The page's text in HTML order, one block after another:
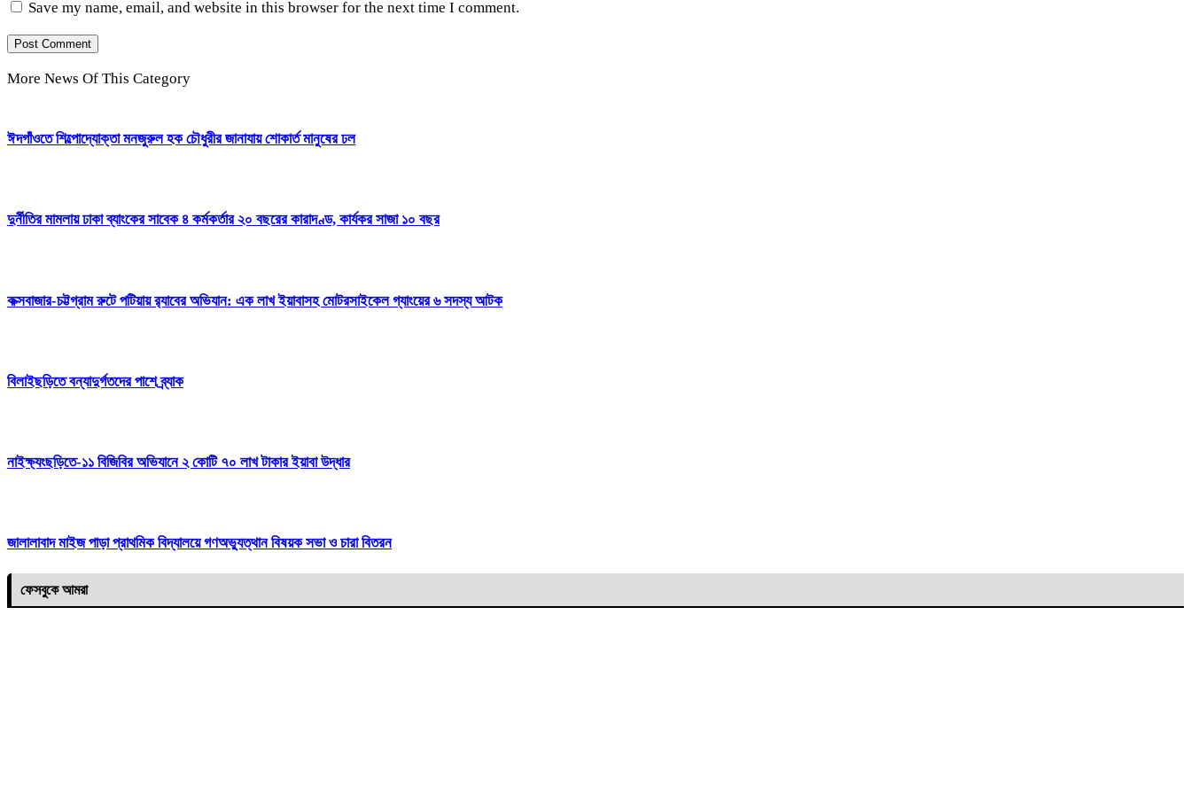
Save my name, email, and website in this browser for the next time I comment.
More News Of This Category
ঈদগাঁওতে শিল্পোদ্যোক্তা মনজুরুল হক চৌধুরীর জানাযায় শোকার্ত মানুষের ঢল
দুর্নীতির মামলায় ঢাকা ব্যাংকের সাবেক ৪ কর্মকর্তার ২০ বছরের কারাদণ্ড, কার্যকর সাজা ১০ বছর
কক্সবাজার-চট্টগ্রাম রুটে পটিয়ায় র‍্যাবের অভিযান: এক লাখ ইয়াবাসহ মোটরসাইকেল গ্যাংয়ের ৬ সদস্য আটক
বিলাইছড়িতে বন্যাদুর্গতদের পাশে ব্র্যাক
নাইক্ষ্যংছড়িতে-১১ বিজিবির অভিযানে ২ কোটি ৭০ লাখ টাকার ইয়াবা উদ্ধার
জালালাবাদ মাইজ পাড়া প্রাথমিক বিদ্যালয়ে গণঅভ্যুত্থান বিষয়ক সভা ও চারা বিতরন
ফেসবুকে আমরা